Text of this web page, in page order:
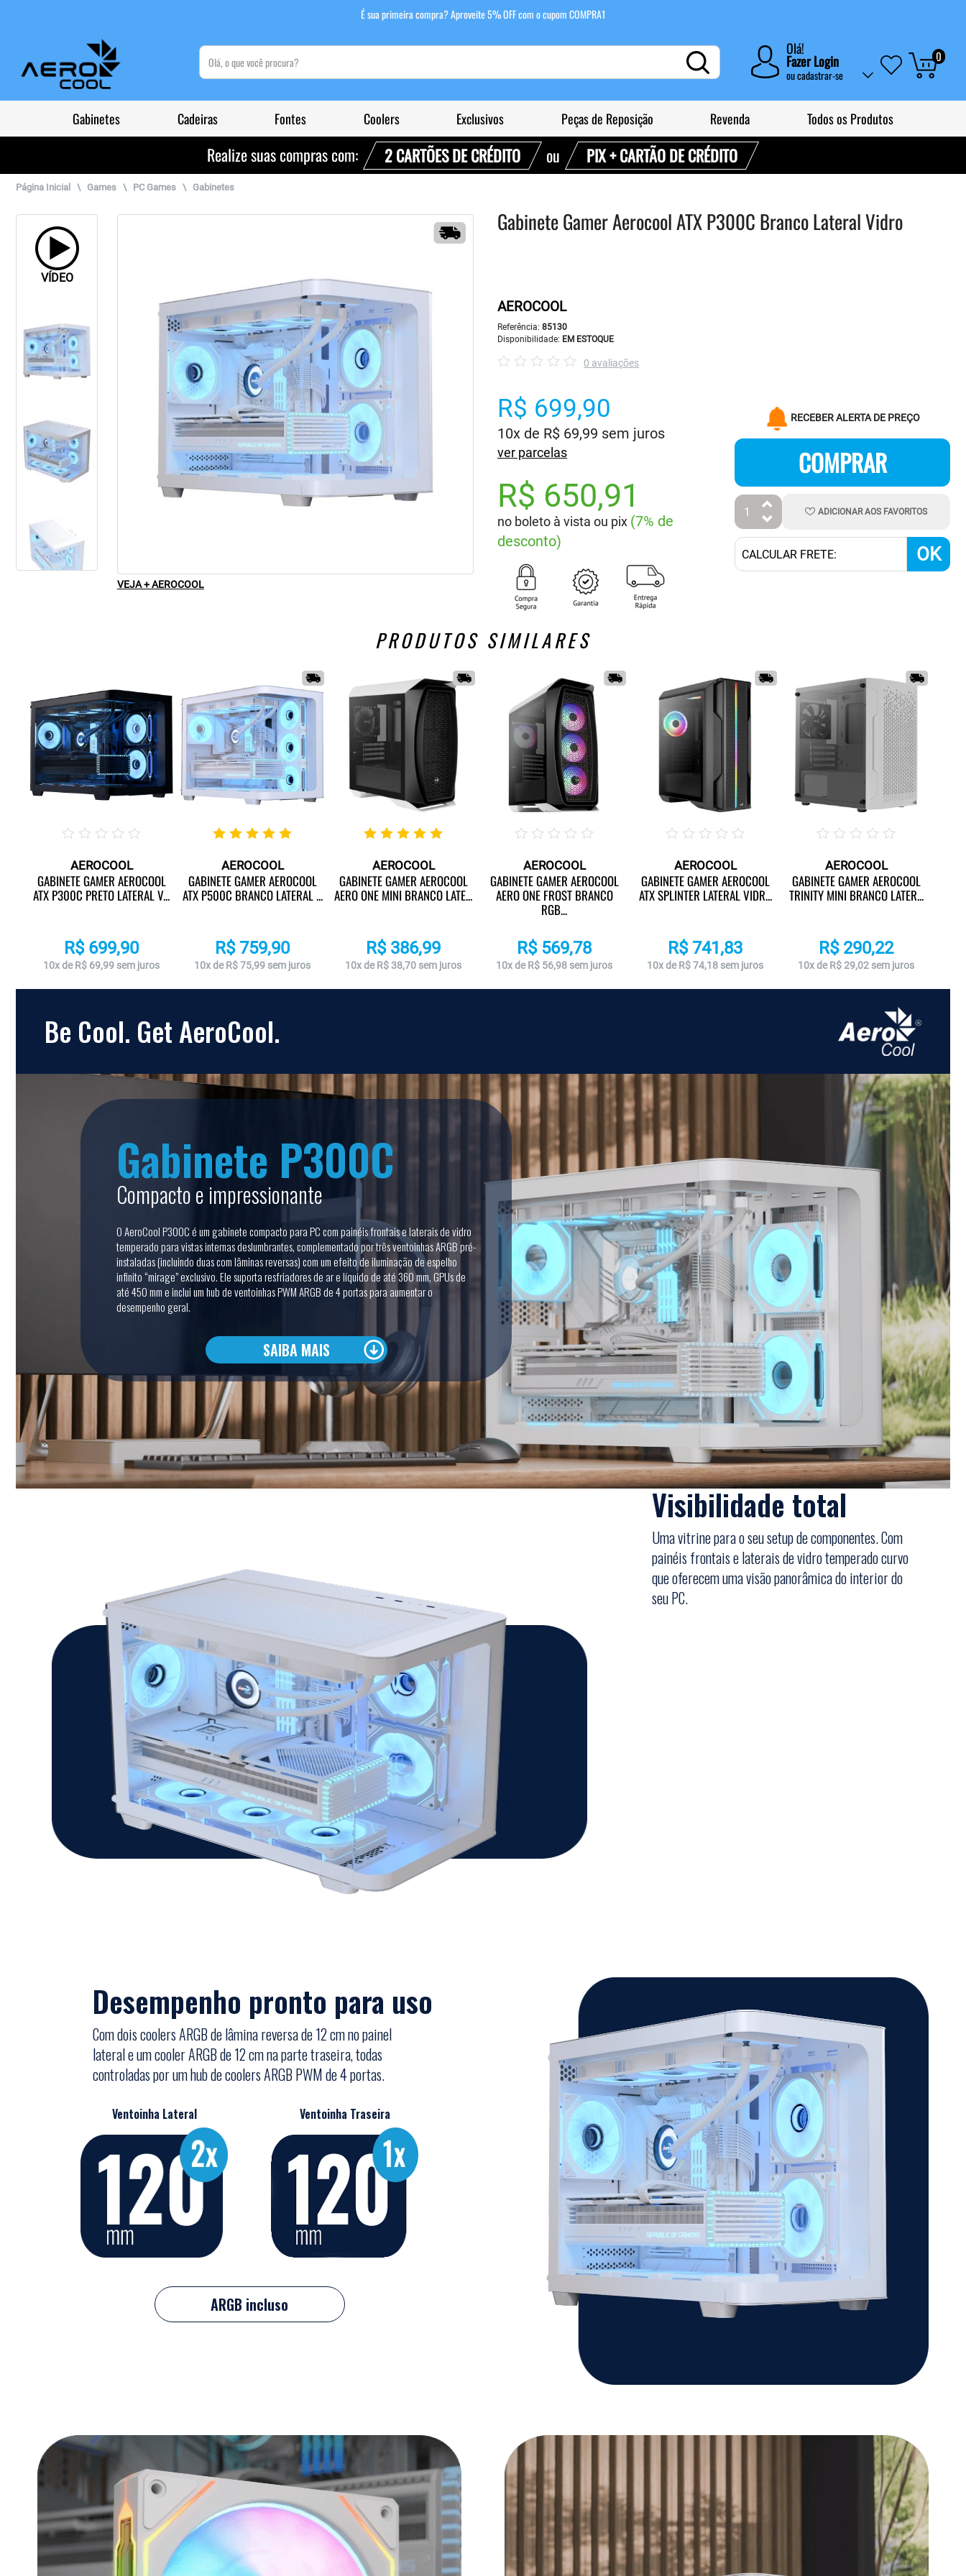
É sua primeira compra? Aproveite 5% OFF com o cupom COMPRA1
Olá!
Fazer Login
oucadastrar-se
0
Gabinetes Cadeiras Fontes Coolers Exclusivos Peças de Reposição Revenda Todos os Produtos
Realize suas compras com: 2 CARTÕES DE CRÉDITO ou PIX + CARTÃO DE CRÉDITO
Página Inicial \ Games \ PC Games \ Gabinetes
VÍDEO
VEJA + AEROCOOL
Gabinete Gamer Aerocool ATX P300C Branco Lateral Vidro
AEROCOOL
Referência: 85130
Disponibilidade: EM ESTOQUE
0 avaliações
R$ 699,90
10x de R$ 69,99 sem juros
ver parcelas
R$ 650,91
no boleto à vista ou pix (7% de
desconto)
RECEBER ALERTA DE PREÇO
COMPRAR
ADICIONARAOS FAVORITOS
OK
PRODUTOS SIMILARES
AEROCOOL
GABINETE GAMER AEROCOOL
ATX P300C PRETO LATERAL V...
R$ 699,90
10x de R$ 69,99 sem juros
AEROCOOL
GABINETE GAMER AEROCOOL
ATX P500C BRANCO LATERAL ...
R$ 759,90
10x de R$ 75,99 sem juros
AEROCOOL
GABINETE GAMER AEROCOOL
AERO ONE MINI BRANCO LATE...
R$ 386,99
10x de R$ 38,70 sem juros
AEROCOOL
GABINETE GAMER AEROCOOL
AERO ONE FROST BRANCO
RGB...
R$ 569,78
10x de R$ 56,98 sem juros
AEROCOOL
GABINETE GAMER AEROCOOL
ATX SPLINTER LATERAL VIDR...
R$ 741,83
10x de R$ 74,18 sem juros
AEROCOOL
GABINETE GAMER AEROCOOL
TRINITY MINI BRANCO LATER...
R$ 290,22
10x de R$ 29,02 sem juros